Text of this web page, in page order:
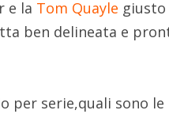
e la Tom Quayle
ben delineata e
per serie,quali sono le